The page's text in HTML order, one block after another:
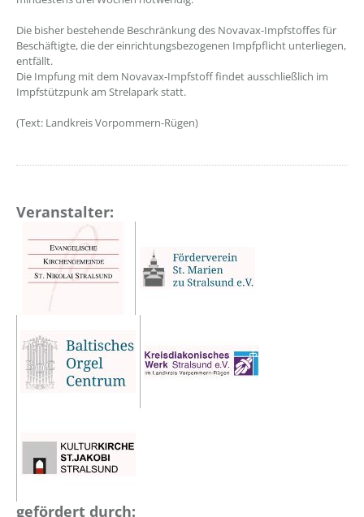
Die bisher bestehende Beschränkung des Novavax-Impfstoffes für
Beschäftigte, die der einrichtungsbezogenen Impfpflicht unterliegen,
entfällt.
Die Impfung mit dem Novavax-Impfstoff findet ausschließlich im
Impfstützpunk am Strelapark statt.
(Text: Landkreis Vorpommern-Rügen)
Veranstalter:
gefördert durch: